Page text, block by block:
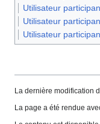
Utilisateur
Utilisateur
Utilisateur
La dernière modification
La page a été rendue